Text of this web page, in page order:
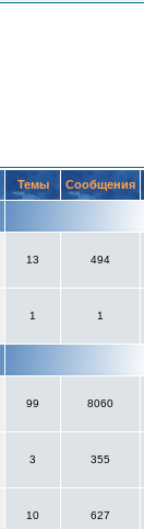
Темы Сообщения
13 494
1 1
99 8060
3 355
10 627